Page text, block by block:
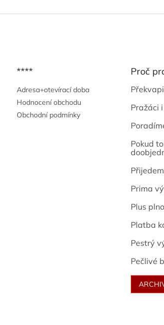
Go Go's
je 5 z 5 hvězdiček.
Kropáček
je 5 z 5 hvězdiček.
****
Adresa+otevírací doba
Hodnocení obchodu
Obchodní podmínky
Proč
Pražáci
Pokud
Prima
Plus
Platba
Pestrý
Pečlivé